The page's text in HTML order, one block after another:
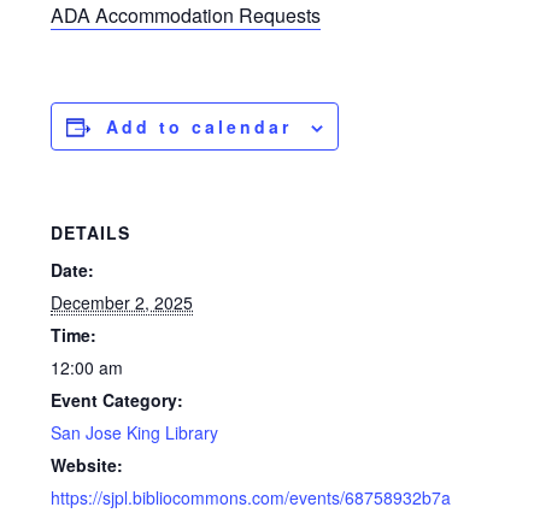
ADA Accommodation Requests
Add to calendar
DETAILS
Date:
December 2, 2025
Time:
12:00 am
Event Category:
San Jose King Library
Website:
https://sjpl.bibliocommons.com/events/68758932b7a